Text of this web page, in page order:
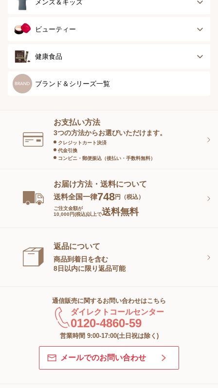
イツ
グッズ
メンズ＆キッズ
メンズトップ
メンズソックス
ビューティー
スキンケア
スペシャルケア
スキンケアグッズ
健康食品
健康食品
ブランド＆シリーズ一覧
お支払い方法
3つの方法からお選びいただけます。
クレジットカート決済
代金引換
コンビニ・郵便振込（後払い・手数料無料）
お届け方法・送料について
送料全国一律748円（税込）
ご注文金額が
10,000円(税込)以上で送料無料
返品について
商品到着日を含む
8日以内に限り返品可能
通信販売に関するお問い合わせはこちら
ダイレクトコールセンター
0120-4860-59
営業時間 9:00-17:00(土日祝は除く)
メールでのお問い合わせ